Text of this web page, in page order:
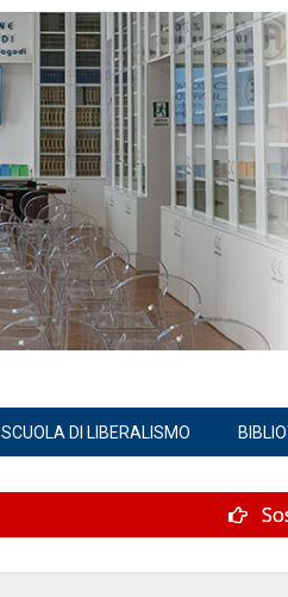
SCUOLA DI LIBERALISMO